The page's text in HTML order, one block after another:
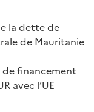
la dette de
de Mauritanie
financement
avec l’UE